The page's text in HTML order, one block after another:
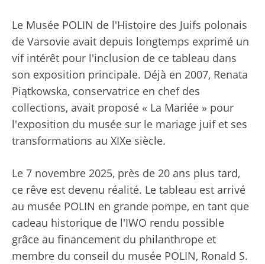
Le Musée POLIN de l'Histoire des Juifs polonais
de Varsovie avait depuis longtemps exprimé un
vif intérêt pour l'inclusion de ce tableau dans
son exposition principale. Déjà en 2007, Renata
Piątkowska, conservatrice en chef des
collections, avait proposé « La Mariée » pour
l'exposition du musée sur le mariage juif et ses
transformations au XIXe siècle.
Le 7 novembre 2025, près de 20 ans plus tard,
ce rêve est devenu réalité. Le tableau est arrivé
au musée POLIN en grande pompe, en tant que
cadeau historique de l'IWO rendu possible
grâce au financement du philanthrope et
membre du conseil du musée POLIN, Ronald S.